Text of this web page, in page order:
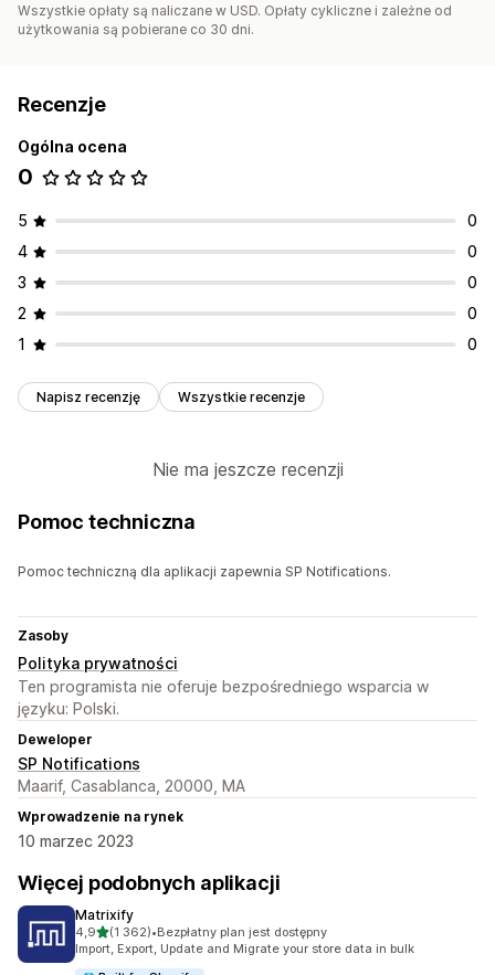
Wszystkie opłaty są naliczane w USD. Opłaty cykliczne i zależne od
użytkowania są pobierane co 30 dni.
Recenzje
Ogólna ocena
0
5
0
4
0
3
0
2
0
1
0
Napisz recenzję Wszystkie recenzje
Nie ma jeszcze recenzji
Pomoc techniczna
Pomoc techniczną dla aplikacji zapewnia SP Notifications.
Zasoby
Polityka prywatności
Ten programista nie oferuje bezpośredniego wsparcia w
języku: Polski.
Deweloper
SP Notifications
Maarif, Casablanca, 20000, MA
Wprowadzenie na rynek
10 marzec 2023
Więcej podobnych aplikacji
Matrixify
4,9na 5 gwiazdek
(1 362)
Łączna liczba recenzji: 1362
•Bezpłatny plan jest dostępny
Import, Export, Update and Migrate your store data in bulk